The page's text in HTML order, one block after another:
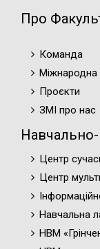
Про
Команда
Міжнародна
Проєкти
ЗМІ про нас
Навчально-
Центр
Центр
Навчальна
НВМ